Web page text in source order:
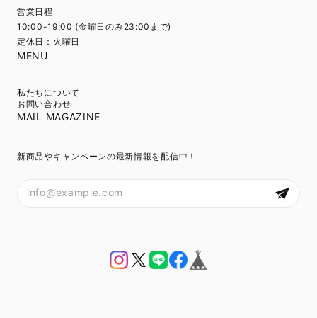
営業日程
10:00-19:00 (金曜日のみ23:00まで)
定休日：火曜日
MENU
私たちについて
お問い合わせ
MAIL MAGAZINE
新商品やキャンペーンの最新情報を配信中！